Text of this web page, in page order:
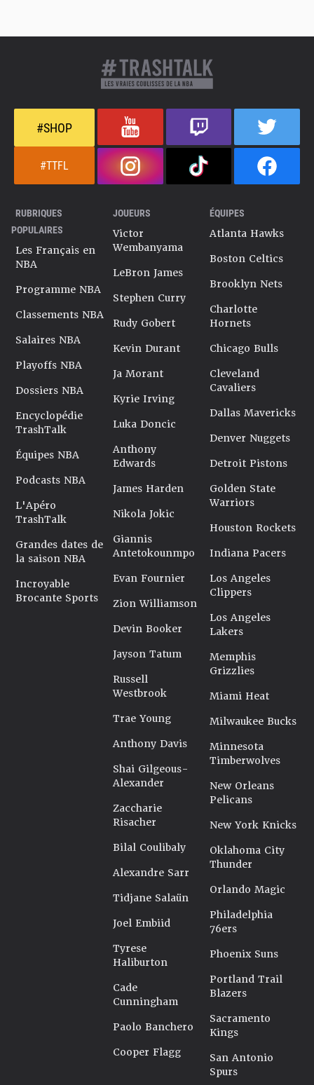
#SHOP
#TTFL
RUBRIQUES
POPULAIRES
Les Français en
NBA
Programme NBA
Classements NBA
Salaires NBA
Playoffs NBA
Dossiers NBA
Encyclopédie
TrashTalk
Équipes NBA
Podcasts NBA
L'Apéro
TrashTalk
Grandes dates de
la saison NBA
Incroyable
Brocante Sports
JOUEURS
Victor
Wembanyama
LeBron James
Stephen Curry
Rudy Gobert
Kevin Durant
Ja Morant
Kyrie Irving
Luka Doncic
Anthony
Edwards
James Harden
Nikola Jokic
Giannis
Antetokounmpo
Evan Fournier
Zion Williamson
Devin Booker
Jayson Tatum
Russell
Westbrook
Trae Young
Anthony Davis
Shai Gilgeous-
Alexander
Zaccharie
Risacher
Bilal Coulibaly
Alexandre Sarr
Tidjane Salaün
Joel Embiid
Tyrese
Haliburton
Cade
Cunningham
Paolo Banchero
Cooper Flagg
ÉQUIPES
Atlanta Hawks
Boston Celtics
Brooklyn Nets
Charlotte
Hornets
Chicago Bulls
Cleveland
Cavaliers
Dallas Mavericks
Denver Nuggets
Detroit Pistons
Golden State
Warriors
Houston Rockets
Indiana Pacers
Los Angeles
Clippers
Los Angeles
Lakers
Memphis
Grizzlies
Miami Heat
Milwaukee Bucks
Minnesota
Timberwolves
New Orleans
Pelicans
New York Knicks
Oklahoma City
Thunder
Orlando Magic
Philadelphia
76ers
Phoenix Suns
Portland Trail
Blazers
Sacramento
Kings
San Antonio
Spurs